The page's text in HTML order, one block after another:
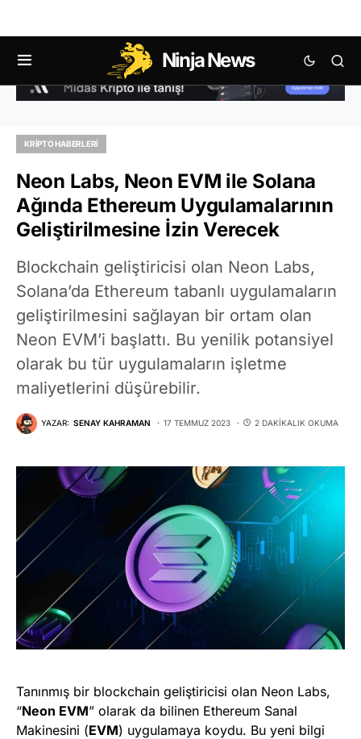
Ninja News
KRIPTO HABERLERI
Neon Labs, Neon EVM ile Solana
Ağında Ethereum Uygulamalarının
Geliştirilmesine İzin Verecek
Blockchain geliştiricisi olan Neon Labs,
Solana’da Ethereum tabanlı uygulamaların
geliştirilmesini sağlayan bir ortam olan
Neon EVM’i başlattı. Bu yenilik potansiyel
olarak bu tür uygulamaların işletme
maliyetlerini düşürebilir.
YAZAR: SENAY KAHRAMAN 17 TEMMUZ 2023 2 DAKIKALIK OKUMA
Tanınmış bir blockchain geliştiricisi olan Neon Labs,
“Neon EVM” olarak da bilinen Ethereum Sanal
Makinesini (EVM) uygulamaya koydu. Bu yeni bilgi